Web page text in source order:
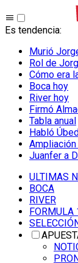
Es tendencia:
Murió
Rol de
Cómo era
Boca hoy
River hoy
Firmó
Tabla anual
Habló
Juanfer a
ULTIMAS
BOCA
RIVER
FORMULA